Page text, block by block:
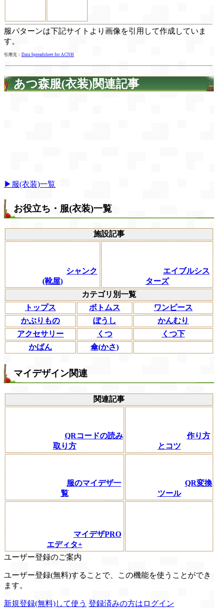
服パターンは下記サイトより画像を引用して作成していま
す。
引用元： Data Spreadsheet for ACNH
あつ森服(衣装)関連記事
▶服(衣装)一覧
お役立ち・服(衣装)一覧
施設記事
シャンク
(靴屋)
エイブルシス
ターズ
カテゴリ別一覧
トップス
ボトムス
ワンピース
かぶりもの
ぼうし
かんむり
アクセサリー
くつ
くつ下
かばん
傘(かさ)
マイデザイン関連
関連記事
QRコードの読み
取り方
作り方
とコツ
服のマイデザ一
覧
QR変換
ツール
マイデザPRO
エディタ+
ユーザー登録のご案内
ユーザー登録(無料)することで、この機能を使うことができ
ます。
新規登録(無料)して使う 登録済みの方はログイン